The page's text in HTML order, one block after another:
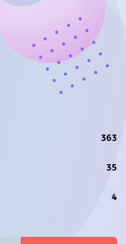
363
35
4